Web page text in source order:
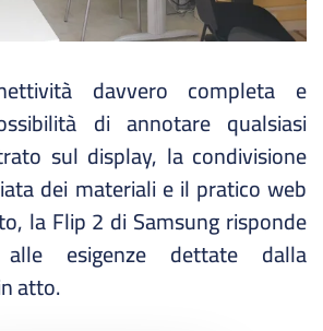
davvero completa e
di annotare qualsiasi
sul display, la condivisione
dei materiali e il pratico web
la Flip 2 di Samsung risponde
alle esigenze dettate dalla
atto.